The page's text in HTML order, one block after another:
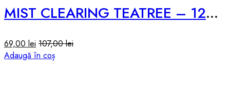
MIST CLEARING TEATREE – 120ml
69,00 lei 107,00lei
Adaugă în coș